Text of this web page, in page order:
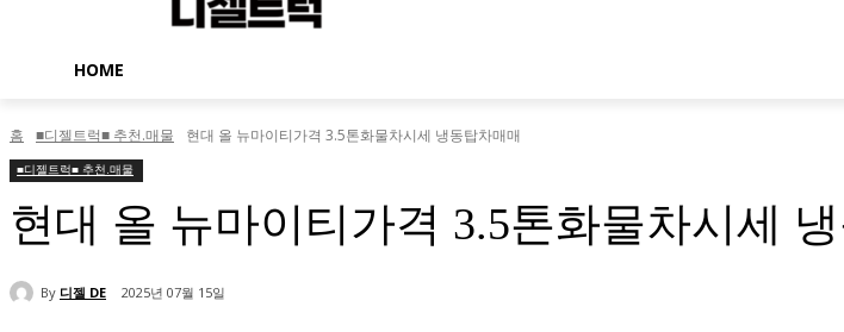
HOME
홈 ■디젤트럭■ 추천.매물 현대 올 뉴마이티가격 3.5톤화물차시세 냉동탑차매매
■디젤트럭■ 추천.매물
현대 올 뉴마이티가격 3.5톤화물차시세
By 디젤 DE 2025년 07월 15일